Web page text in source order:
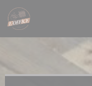
Cookie管理面板